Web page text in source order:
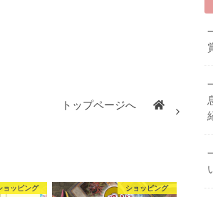
トップページへ
ョッピング ショッピング